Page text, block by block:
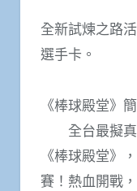
全新試煉之路
選手卡。
《棒球殿堂》
全台最擬真
《棒球殿堂》
賽！熱血開戰